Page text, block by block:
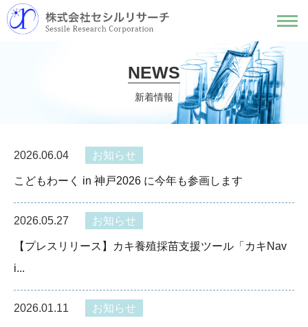
NEWS
新着情報
2026.06.04 お知らせ
こどもわーく in 神戸2026 に今年も参画します
2026.05.27 お知らせ
【プレスリリース】カキ養殖採苗支援ツール「カキNav
i...
2026.01.11 お知らせ